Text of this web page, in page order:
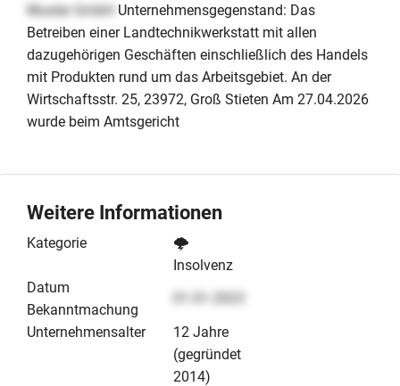
Muster GmbH Unternehmensgegenstand: Das
Betreiben einer Landtechnikwerkstatt mit allen
dazugehörigen Geschäften einschließlich des Handels
mit Produkten rund um das Arbeitsgebiet. An der
Wirtschaftsstr. 25, 23972, Groß Stieten Am 27.04.2026
wurde beim Amtsgericht
Weitere Informationen
Kategorie
🌩️
Insolvenz
Datum
Bekanntmachung
Unternehmensalter
12 Jahre
(gegründet
2014)